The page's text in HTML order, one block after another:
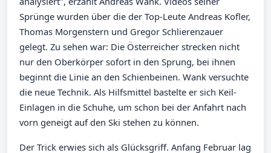
Sprünge wurden über die der Top-Leute Andreas Kofler,
Thomas Morgenstern und Gregor Schlierenzauer
gelegt. Zu sehen war: Die Österreicher strecken nicht
nur den Oberkörper sofort in den Sprung, bei ihnen
beginnt die Linie an den Schienbeinen. Wank versuchte
die neue Technik. Als Hilfsmittel bastelte er sich Keil-
Einlagen in die Schuhe, um schon bei der Anfahrt nach
vorn geneigt auf den Ski stehen zu können.
Der Trick erwies sich als Glücksgriff. Anfang Februar lag